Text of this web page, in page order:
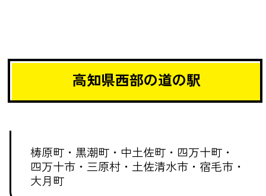
高知県西部の道の駅
梼原町・ 黒潮町・ 中土佐町・ 四万十町・
四万十市・ 三原村・ 土佐清水市・ 宿毛市・
大月町